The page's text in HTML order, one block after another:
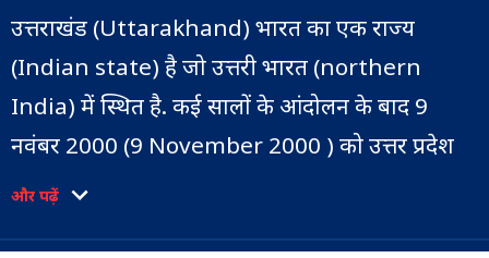
उत्तराखंड (Uttarakhand) भारत का एक राज्य
(Indian state) है जो उत्तरी भारत (northern
India) में स्थित है. कई सालों के आंदोलन के बाद 9
नवंबर 2000 (9 November 2000 ) को उत्तर प्रदेश
को विभाजित कर उत्तराखंड का निर्माण भारत के 27वें
और पढ़ें